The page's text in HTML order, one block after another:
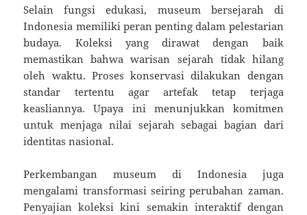
Selain fungsi edukasi, museum bersejarah di
Indonesia memiliki peran penting dalam pelestarian
budaya. Koleksi yang dirawat dengan baik
memastikan bahwa warisan sejarah tidak hilang
oleh waktu. Proses konservasi dilakukan dengan
standar tertentu agar artefak tetap terjaga
keasliannya. Upaya ini menunjukkan komitmen
untuk menjaga nilai sejarah sebagai bagian dari
identitas nasional.
Perkembangan museum di Indonesia juga
mengalami transformasi seiring perubahan zaman.
Penyajian koleksi kini semakin interaktif dengan